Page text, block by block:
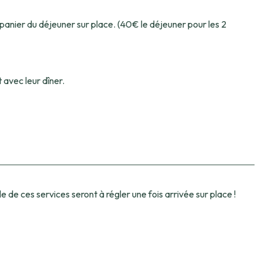
du déjeuner sur place. (40€ le déjeuner pour les 2
avec leur dîner.
ces services seront à régler une fois arrivée sur place !